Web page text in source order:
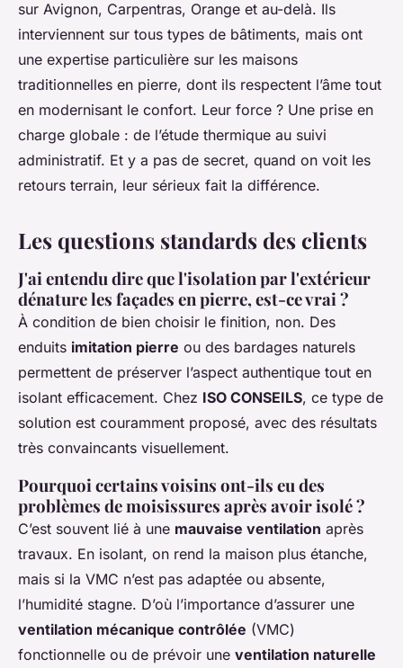
sur Avignon, Carpentras, Orange et au-delà. Ils
interviennent sur tous types de bâtiments, mais ont
une expertise particulière sur les maisons
traditionnelles en pierre, dont ils respectent l’âme tout
en modernisant le confort. Leur force ? Une prise en
charge globale : de l’étude thermique au suivi
administratif. Et y a pas de secret, quand on voit les
retours terrain, leur sérieux fait la différence.
Les questions standards des clients
J'ai entendu dire que l'isolation par l'extérieur
dénature les façades en pierre, est-ce vrai ?
À condition de bien choisir le finition, non. Des
enduits imitation pierre ou des bardages naturels
permettent de préserver l’aspect authentique tout en
isolant efficacement. Chez ISO CONSEILS, ce type de
solution est couramment proposé, avec des résultats
très convaincants visuellement.
Pourquoi certains voisins ont-ils eu des
problèmes de moisissures après avoir isolé ?
C’est souvent lié à une mauvaise ventilation après
travaux. En isolant, on rend la maison plus étanche,
mais si la VMC n’est pas adaptée ou absente,
l’humidité stagne. D’où l’importance d’assurer une
ventilation mécanique contrôlée (VMC)
fonctionnelle ou de prévoir une ventilation naturelle